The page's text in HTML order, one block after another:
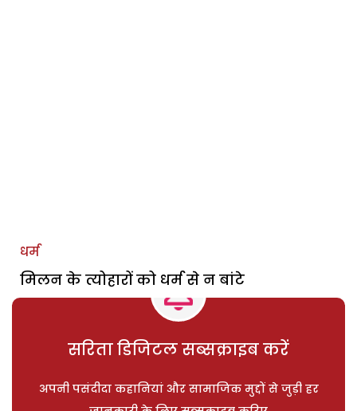
धर्म
मिलन के त्योहारों को धर्म से न बांटे
सरिता डिजिटल सब्सक्राइब करें
अपनी पसंदीदा कहानियां और सामाजिक मुद्दों से जुड़ी हर